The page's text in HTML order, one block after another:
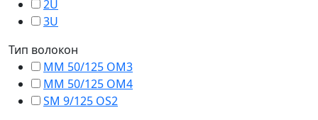
2U
3U
Тип волокон
MM 50/125 OM3
MM 50/125 OM4
SM 9/125 OS2